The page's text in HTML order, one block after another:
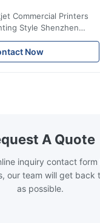
Commercial Printers
Style Shenzhen
a modern high-tech
in pre-press plate
integrating design, R&D,
Flexo plate
/ Dual
Now
A Quote
inquiry contact
our team will get back
as possible.